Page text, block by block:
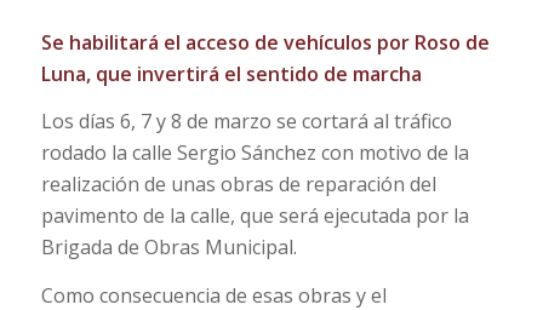
Se habilitará el acceso de vehículos por Roso de
Luna, que invertirá el sentido de marcha
Los días 6, 7 y 8 de marzo se cortará al tráfico
rodado la calle Sergio Sánchez con motivo de la
realización de unas obras de reparación del
pavimento de la calle, que será ejecutada por la
Brigada de Obras Municipal.
Como consecuencia de esas obras y el